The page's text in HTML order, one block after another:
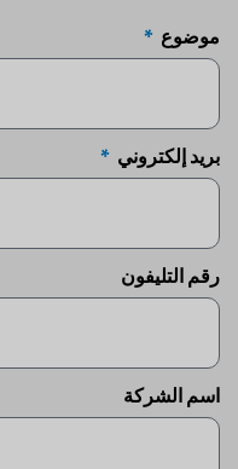
موضوع
بريد إلكتروني
رقم التليفون
اسم الشركة